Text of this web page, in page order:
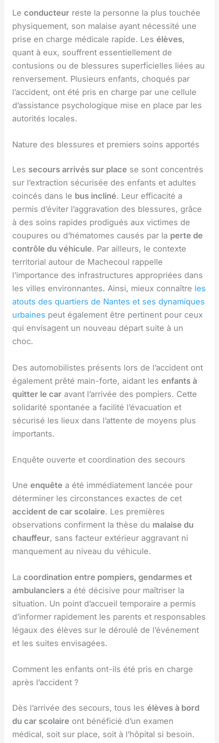
Leconducteur reste la personne la plus touchée
physiquement, son malaise ayant nécessité une
prise en charge médicale rapide. Lesélèves,
quant à eux, souffrent essentiellement de
contusions ou de blessures superficielles liées au
renversement. Plusieurs enfants, choqués par
l’accident, ont été pris en charge par une cellule
d’assistance psychologique mise en place par les
autorités locales.
Nature des blessures et premiers soins apportés
Les secours arrivés sur place se sont concentrés
sur l’extraction sécurisée des enfants et adultes
coincés dans le bus incliné. Leur efficacité a
permis d’éviter l’aggravation des blessures, grâce
à des soins rapides prodigués aux victimes de
coupures ou d’hématomes causés par la perte de
contrôle du véhicule. Par ailleurs, le contexte
territorial autour de Machecoul rappelle
l’importance des infrastructures appropriées dans
les villes environnantes. Ainsi, mieux connaître les
atouts des quartiers de Nantes et ses dynamiques
urbaines peut également être pertinent pour ceux
qui envisagent un nouveau départ suite à un
choc.
Des automobilistes présents lors de l’accident ont
également prêté main-forte, aidant lesenfants à
quitter le car avant l’arrivée des pompiers. Cette
solidarité spontanée a facilité l’évacuation et
sécurisé les lieux dans l’attente de moyens plus
importants.
Enquête ouverte et coordination des secours
Uneenquête a été immédiatement lancée pour
déterminer les circonstances exactes de cet
accident de car scolaire. Les premières
observations confirment la thèse du malaise du
chauffeur, sans facteur extérieur aggravant ni
manquement au niveau du véhicule.
Lacoordination entre pompiers, gendarmes et
ambulanciers a été décisive pour maîtriser la
situation. Un point d’accueil temporaire a permis
d’informer rapidement les parents et responsables
légaux des élèves sur le déroulé de l’événement
et les suites envisagées.
Comment les enfants ont-ils été pris en charge
après l’accident ?
Dès l’arrivée des secours, tous lesélèves à bord
du car scolaire ont bénéficié d’un examen
médical, soit sur place, soit à l’hôpital si besoin.